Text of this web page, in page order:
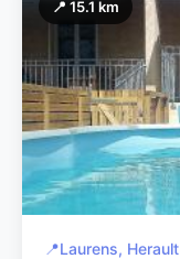
📍 15.1 km
📍Laurens, Herault